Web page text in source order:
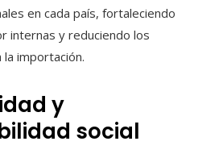
en cada país, fortaleciendo
internas y reduciendo los
importación.
y
social